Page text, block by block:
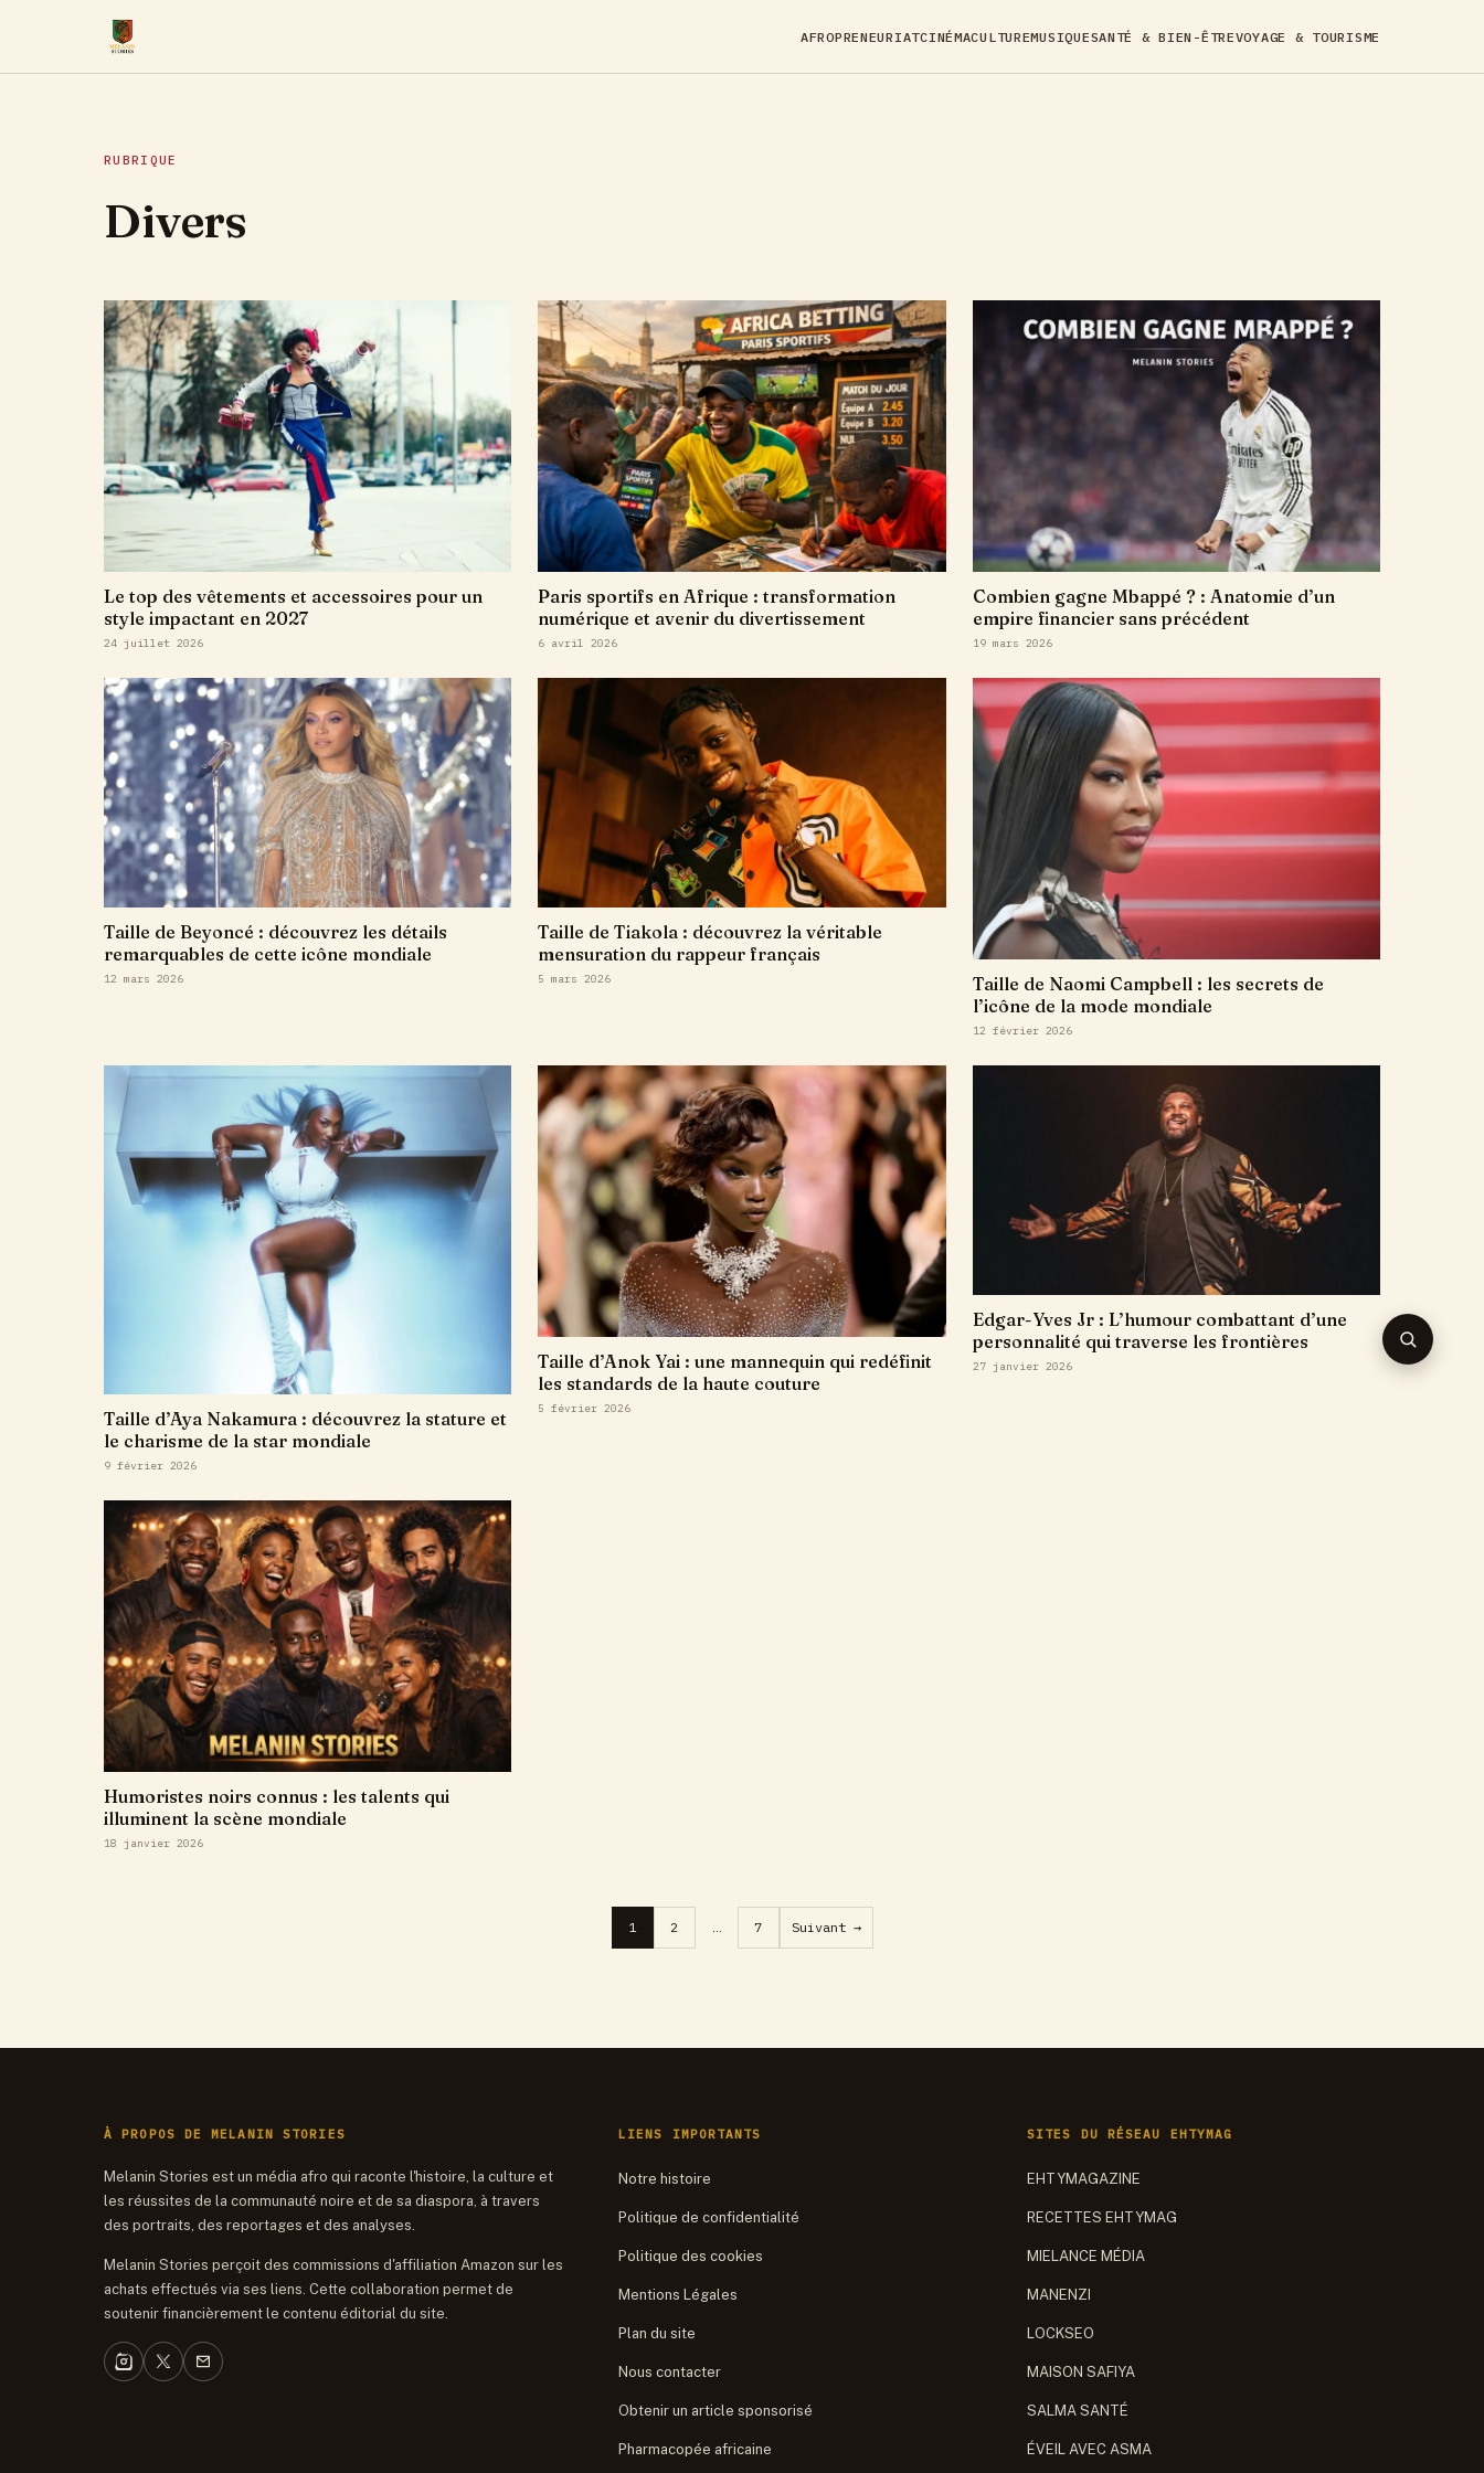
AFROPRENEURIATCINÉMACULTUREMUSIQUESANTÉ & BIEN-ÊTREVOYAGE & TOURISME
RUBRIQUE
Divers
Le top des vêtements et accessoires pour un
style impactant en 2027
24 juillet 2026
Paris sportifs en Afrique : transformation
numérique et avenir du divertissement
6 avril 2026
Combien gagne Mbappé ? : Anatomie d’un
empire financier sans précédent
19 mars 2026
Taille de Beyoncé : découvrez les détails
remarquables de cette icône mondiale
12 mars 2026
Taille de Tiakola : découvrez la véritable
mensuration du rappeur français
5 mars 2026
Taille de Naomi Campbell : les secrets de
l’icône de la mode mondiale
12 février 2026
Taille d’Aya Nakamura : découvrez la stature et
le charisme de la star mondiale
9 février 2026
Taille d’Anok Yai : une mannequin qui redéfinit
les standards de la haute couture
5 février 2026
Edgar-Yves Jr : L’humour combattant d’une
personnalité qui traverse les frontières
27 janvier 2026
Humoristes noirs connus : les talents qui
illuminent la scène mondiale
18 janvier 2026
Pagination
1 2 … 7 Suivant →
À PROPOS DE MELANIN STORIES
Melanin Stories est un média afro qui raconte l'histoire, la culture et
les réussites de la communauté noire et de sa diaspora, à travers
des portraits, des reportages et des analyses.
Melanin Stories perçoit des commissions d'affiliation Amazon sur les
achats effectués via ses liens. Cette collaboration permet de
soutenir financièrement le contenu éditorial du site.
LIENS IMPORTANTS
Notre histoire
Politique de confidentialité
Politique des cookies
Mentions Légales
Plan du site
Nous contacter
Obtenir un article sponsorisé
Pharmacopée africaine
SITES DU RÉSEAU EHTYMAG
EHTYMAGAZINE
RECETTES EHTYMAG
MIELANCE MÉDIA
MANENZI
LOCKSEO
MAISON SAFIYA
SALMA SANTÉ
ÉVEIL AVEC ASMA